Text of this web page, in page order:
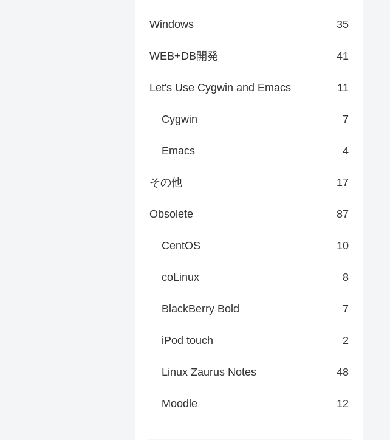
Windows 35
WEB+DB開発 41
Let's Use Cygwin and Emacs 11
Cygwin 7
Emacs 4
その他 17
Obsolete 87
CentOS 10
coLinux 8
BlackBerry Bold 7
iPod touch 2
Linux Zaurus Notes 48
Moodle 12